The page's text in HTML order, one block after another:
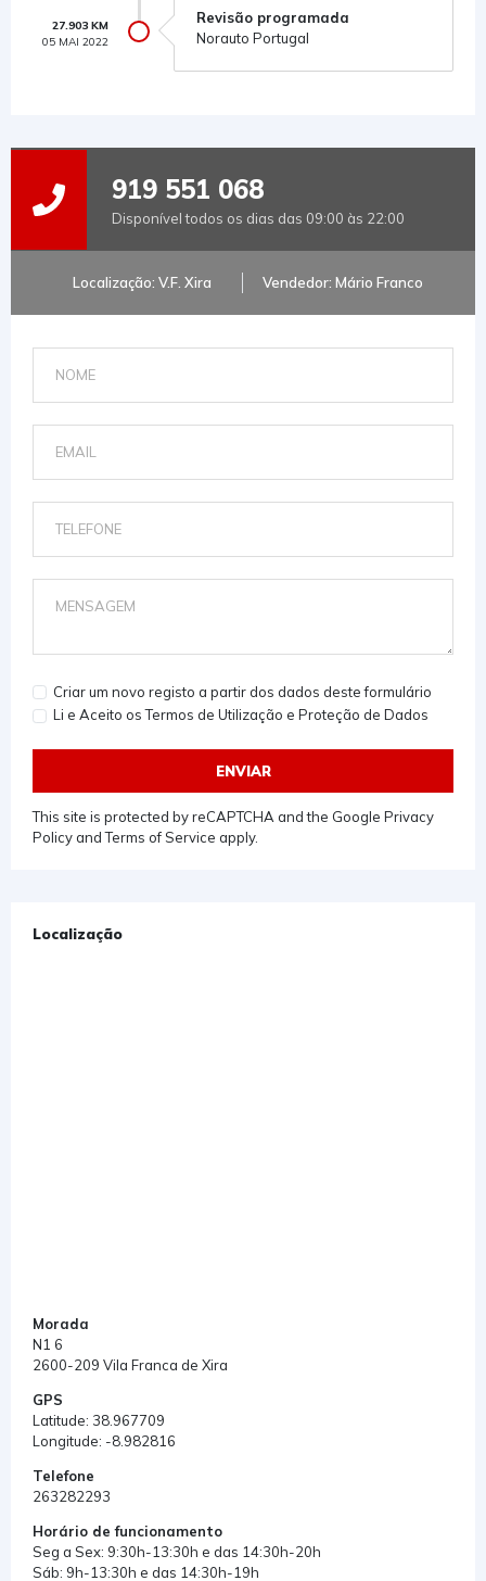
27.903 KM
05 MAI 2022
Revisão programada
Norauto Portugal
919 551 068
Disponível todos os dias das 09:00 às 22:00
Localização: V.F. Xira Vendedor: Mário Franco
Criar um novo registo a partir dos dados deste formulário
Li e Aceito os Termos de Utilização e Proteção de Dados
ENVIAR
This site is protected by reCAPTCHA and the Google Privacy
PolicyandTerms of Service apply.
Localização
Morada
N1 6
2600-209 Vila Franca de Xira
GPS
Latitude: 38.967709
Longitude: -8.982816
Telefone
263282293
Horário de funcionamento
Seg a Sex: 9:30h-13:30h e das 14:30h-20h
Sáb: 9h-13:30h e das 14:30h-19h